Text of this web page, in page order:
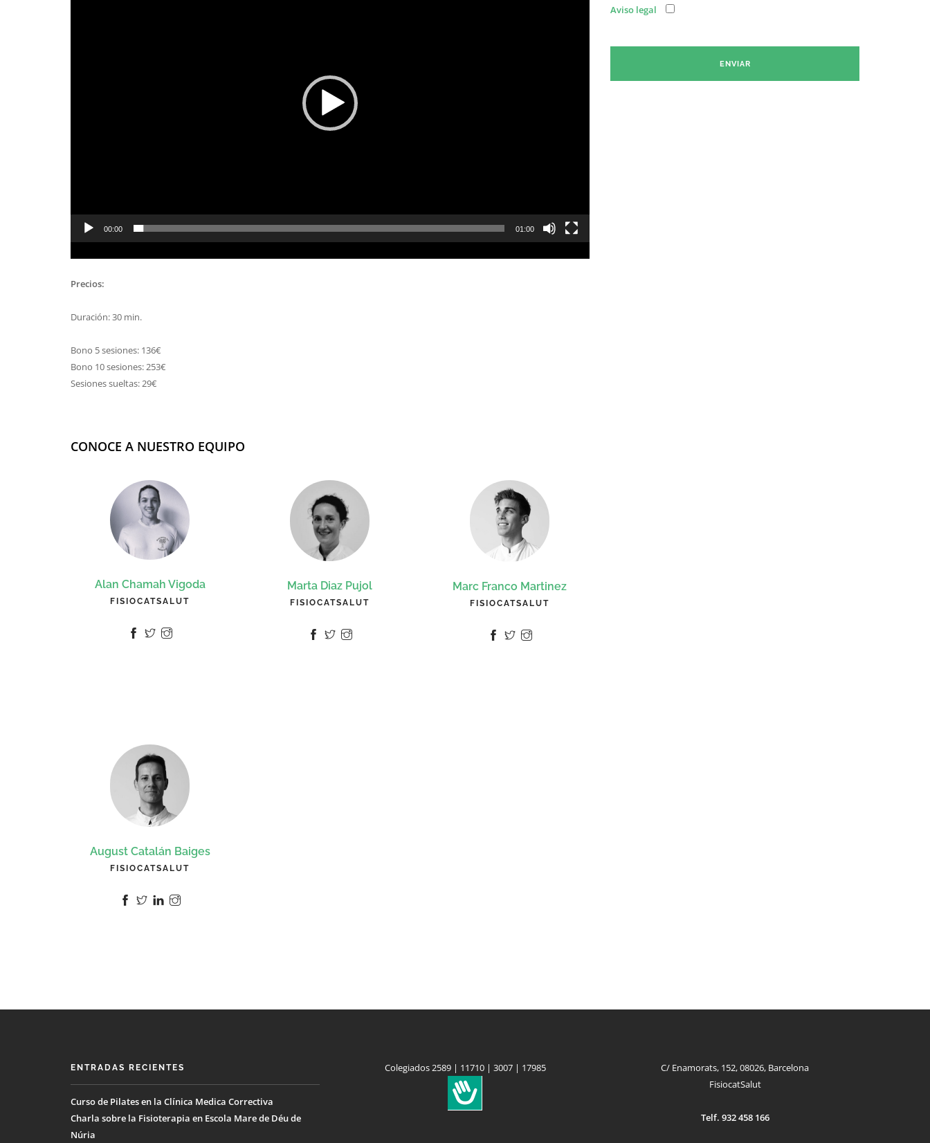
00:00 01:00
Precios:
Duración: 30 min.
Bono 5 sesiones: 136€
Bono 10 sesiones: 253€
Sesiones sueltas: 29€
CONOCE A NUESTRO EQUIPO
Alan Chamah Vigoda
FISIOCATSALUT
Marta Diaz Pujol
FISIOCATSALUT
Marc Franco Martinez
FISIOCATSALUT
August Catalán Baiges
FISIOCATSALUT
Aviso legal
ENTRADAS RECIENTES
Curso de Pilates en la Clínica Medica Correctiva
Charla sobre la Fisioterapia en Escola Mare de Déu de
Núria
Colegiados 2589 | 11710 | 3007 | 17985
C/ Enamorats, 152, 08026, Barcelona
FisiocatSalut
Telf. 932 458 166